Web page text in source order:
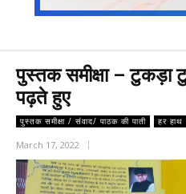
पुस्तक समीक्षा – टुकड़ा
पढ़ते हुए
पुस्तक समीक्षा / संवाद/ पाठक की पाती हर हाथ
March 17, 2022